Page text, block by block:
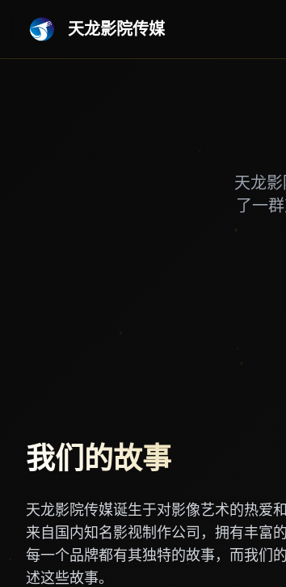
天龙影院传媒
天龙
了一
我们的故事
天龙影院传媒诞生于对影像艺术的热爱
来自国内知名影视制作公司，拥有丰富
每一个品牌都有其独特的故事，而我们
述这些故事。